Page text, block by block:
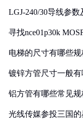
LGJ-240/30导线参
寻找nce01p30k
电梯的尺寸有哪些规
镀锌方管尺寸一般
铝方管有哪些常见规
光线传媒参投三国